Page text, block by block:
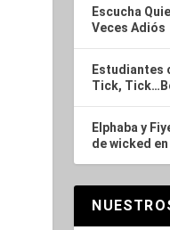
Escucha
Veces Adiós
Estudiantes
Tick,
Elphaba y
de wicked